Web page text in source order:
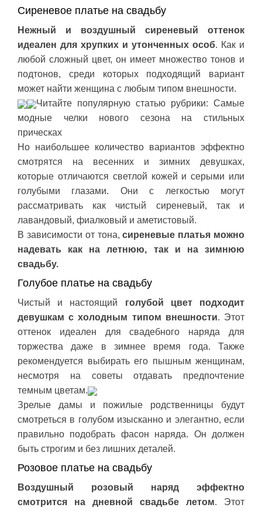
Сиреневое платье на свадьбу
Нежный и воздушный сиреневый оттенок
идеален для хрупких и утонченных особ. Как и
любой сложный цвет, он имеет множество тонов и
подтонов, среди которых подходящий вариант
может найти женщина с любым типом внешности.
Читайте популярную статью рубрики: Самые
модные челки нового сезона на стильных
прическах
Но наибольшее количество вариантов эффектно
смотрятся на весенних и зимних девушках,
которые отличаются светлой кожей и серыми или
голубыми глазами. Они с легкостью могут
рассматривать как чистый сиреневый, так и
лавандовый, фиалковый и аметистовый.
В зависимости от тона,сиреневые платья можно
надевать как на летнюю, так и на зимнюю
свадьбу.
Голубое платье на свадьбу
Чистый и настоящий голубой цвет подходит
девушкам с холодным типом внешности. Этот
оттенок идеален для свадебного наряда для
торжества даже в зимнее время года. Также
рекомендуется выбирать его пышным женщинам,
несмотря на советы отдавать предпочтение
темным цветам.
Зрелые дамы и пожилые родственницы будут
смотреться в голубом изысканно и элегантно, если
правильно подобрать фасон наряда. Он должен
быть строгим и без лишних деталей.
Розовое платье на свадьбу
Воздушный розовый наряд эффектно
смотрится на дневной свадьбе летом. Этот